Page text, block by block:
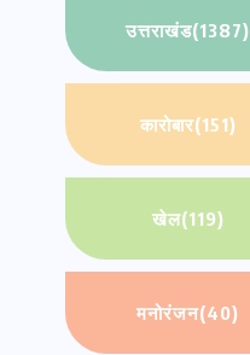
उत्तराखंड(1387)
कारोबार(151)
खेल(119)
मनोरंजन(40)